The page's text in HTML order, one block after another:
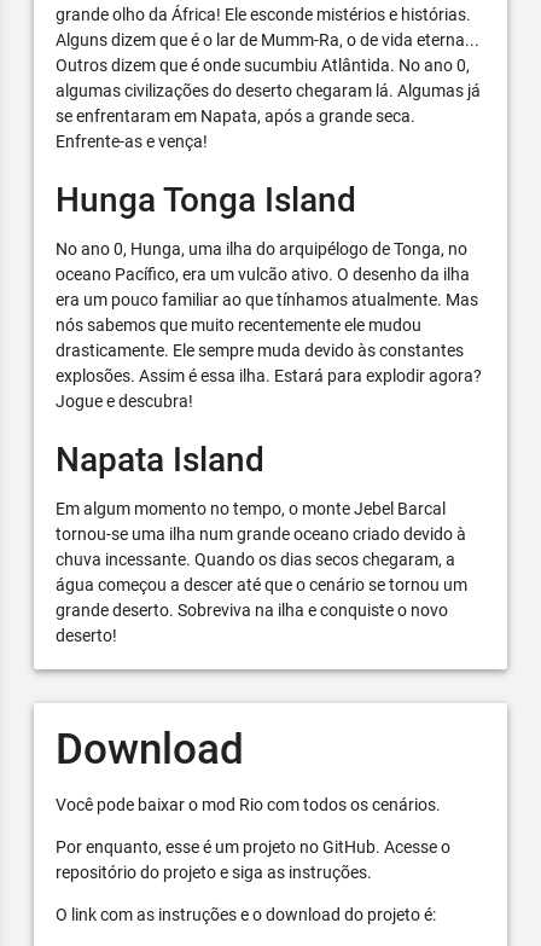
grande olho da África! Ele esconde mistérios e histórias.
Alguns dizem que é o lar de Mumm-Ra, o de vida eterna...
Outros dizem que é onde sucumbiu Atlântida. No ano 0,
algumas civilizações do deserto chegaram lá. Algumas já
se enfrentaram em Napata, após a grande seca.
Enfrente-as e vença!
Hunga Tonga Island
No ano 0, Hunga, uma ilha do arquipélogo de Tonga, no
oceano Pacífico, era um vulcão ativo. O desenho da ilha
era um pouco familiar ao que tínhamos atualmente. Mas
nós sabemos que muito recentemente ele mudou
drasticamente. Ele sempre muda devido às constantes
explosões. Assim é essa ilha. Estará para explodir agora?
Jogue e descubra!
Napata Island
Em algum momento no tempo, o monte Jebel Barcal
tornou-se uma ilha num grande oceano criado devido à
chuva incessante. Quando os dias secos chegaram, a
água começou a descer até que o cenário se tornou um
grande deserto. Sobreviva na ilha e conquiste o novo
deserto!
Download
Você pode baixar o mod Rio com todos os cenários.
Por enquanto, esse é um projeto no GitHub. Acesse o
repositório do projeto e siga as instruções.
O link com as instruções e o download do projeto é: